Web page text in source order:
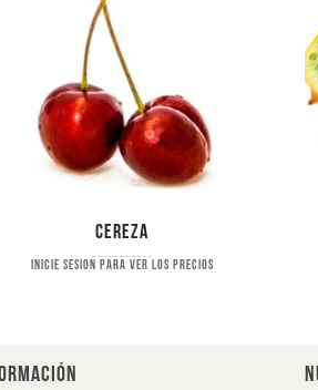
Cereza
Inicie sesion para ver los precios